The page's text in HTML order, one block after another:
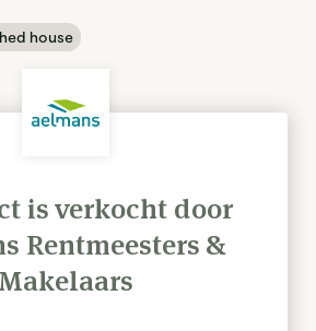
house
is verkocht door
Rentmeesters &
Makelaars